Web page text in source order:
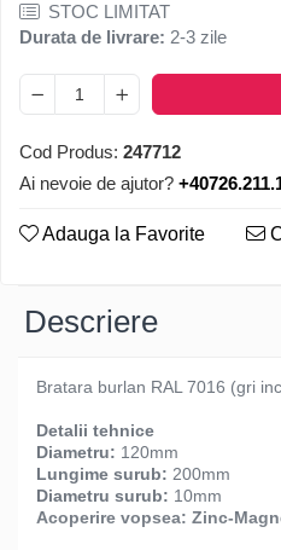
STOC LIMITAT
Durata de livrare: 2-3 zile
Cod Produs: 247712
Ai nevoie de ajutor?
Adauga la Favorite
Descriere
Bratara burlan RAL 7016 (gri
Detalii tehnice
Diametru: 120mm
Lungime surub: 200mm
Diametru surub: 10mm
Acoperire vopsea: Zinc-